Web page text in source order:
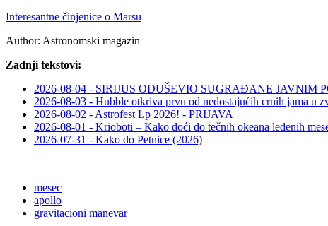
Interesantne činjenice o Marsu
Author: Astronomski magazin
Zadnji tekstovi:
2026-08-04 - SIRIJUS ODUŠEVIO SUGRAĐANE JAVNIM
2026-08-03 - Hubble otkriva prvu od nedostajućih crnih jama u
2026-08-02 - Astrofest Lp 2026! - PRIJAVA
2026-08-01 - Krioboti – Kako doći do tečnih okeana ledenih
2026-07-31 - Kako do Petnice (2026)
mesec
apollo
gravitacioni manevar